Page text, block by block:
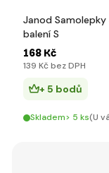
Janod
balení S
168 Kč
139 Kč bez DPH
+ 5 bodů
Skladem> 5 ks(U